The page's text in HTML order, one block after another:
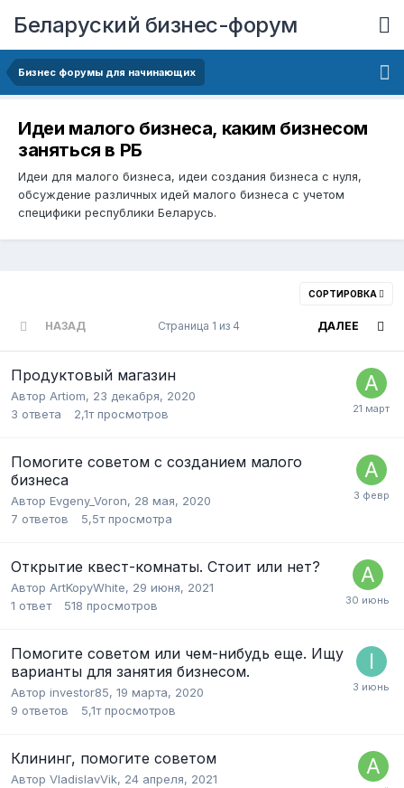
Беларуский бизнес-форум
Бизнес форумы для начинающих
Идеи малого бизнеса, каким бизнесом
заняться в РБ
Идеи для малого бизнеса, идеи создания бизнеса с нуля,
обсуждение различных идей малого бизнеса с учетом
специфики республики Беларусь.
СОРТИРОВКА
НАЗАД ДАЛЕЕ
Страница 1 из 4
Продуктовый магазин
Автор Artiom, 23 декабря, 2020
3 ответа 2,1т просмотров
Помогите советом с созданием малого
бизнеса
Автор Evgeny_Voron, 28 мая, 2020
7 ответов 5,5т просмотра
Открытие квест-комнаты. Стоит или нет?
Автор ArtKopyWhite, 29 июня, 2021
1 ответ 518 просмотров
Помогите советом или чем-нибудь еще. Ищу
варианты для занятия бизнесом.
Автор investor85, 19 марта, 2020
9 ответов 5,1т просмотров
Клининг, помогите советом
Автор VladislavVik, 24 апреля, 2021